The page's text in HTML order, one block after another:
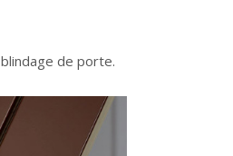
blindage de porte.